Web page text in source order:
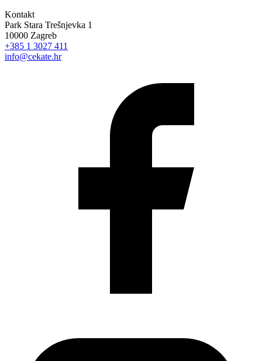
Kontakt
Park Stara Trešnjevka 1
10000 Zagreb
+385 1 3027 411
info@cekate.hr